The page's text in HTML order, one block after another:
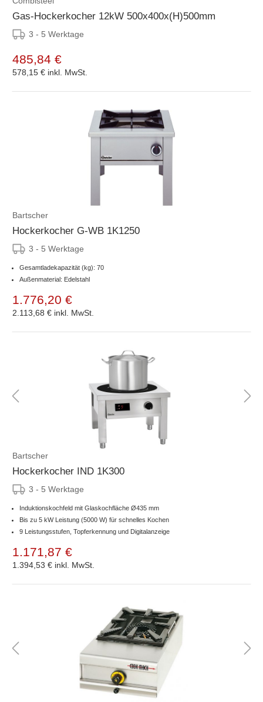
Gas-Hockerkocher 12kW 500x400x(H)500mm
3 - 5 Werktage
485,84 €
578,15 € inkl. MwSt.
Bartscher
Hockerkocher G-WB 1K1250
3 - 5 Werktage
Gesamtladekapazität (kg): 70
Außenmaterial: Edelstahl
1.776,20 €
2.113,68 € inkl. MwSt.
Bartscher
Hockerkocher IND 1K300
3 - 5 Werktage
Induktionskochfeld mit Glaskochfläche Ø435 mm
Bis zu 5 kW Leistung (5000 W) für schnelles Kochen
9 Leistungsstufen, Topferkennung und Digitalanzeige
1.171,87 €
1.394,53 € inkl. MwSt.